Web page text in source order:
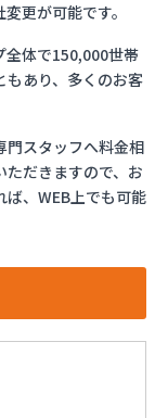
更が可能です。
全体で150,000世帯
もあり、多くのお客
門スタッフへ料金相
だきますので、お
、WEB上でも可能